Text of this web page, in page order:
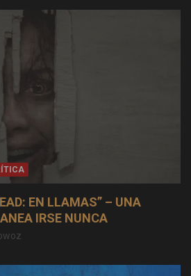
EN LLAMAS” – UNA
IRSE NUNCA